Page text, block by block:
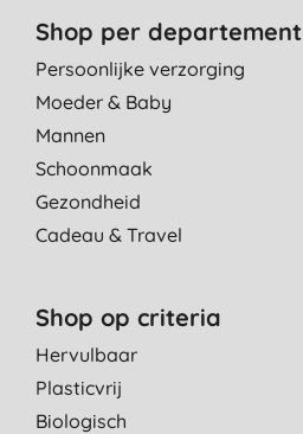
Shop per departement
Persoonlijke verzorging
Moeder & Baby
Mannen
Schoonmaak
Gezondheid
Cadeau & Travel
Shop op criteria
Hervulbaar
Plasticvrij
Biologisch